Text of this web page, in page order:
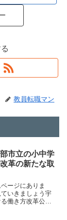
教員転職マン
市立の小中学
革の新たな取
ージにありま
いきましょう宇
働き方改革公開